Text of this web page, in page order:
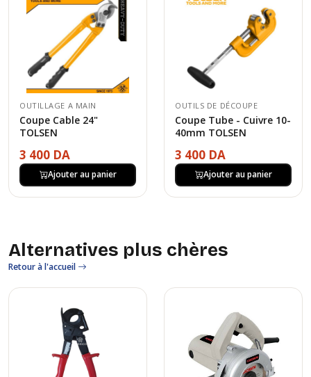
OUTILLAGE A MAIN
Coupe Cable 24"
TOLSEN
3 400 DA
Ajouter au panier
OUTILS DE DÉCOUPE
Coupe Tube - Cuivre 10-
40mm TOLSEN
3 400 DA
Ajouter au panier
Alternatives plus chères
Retour à l'accueil